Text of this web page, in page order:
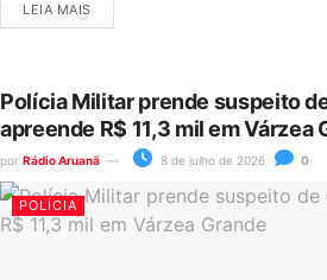
LEIA MAIS
Polícia Militar prende suspeito
apreende R$ 11,3 mil em Várzea
por Rádio Aruanã 8 de julho de 2026 0
POLÍCIA